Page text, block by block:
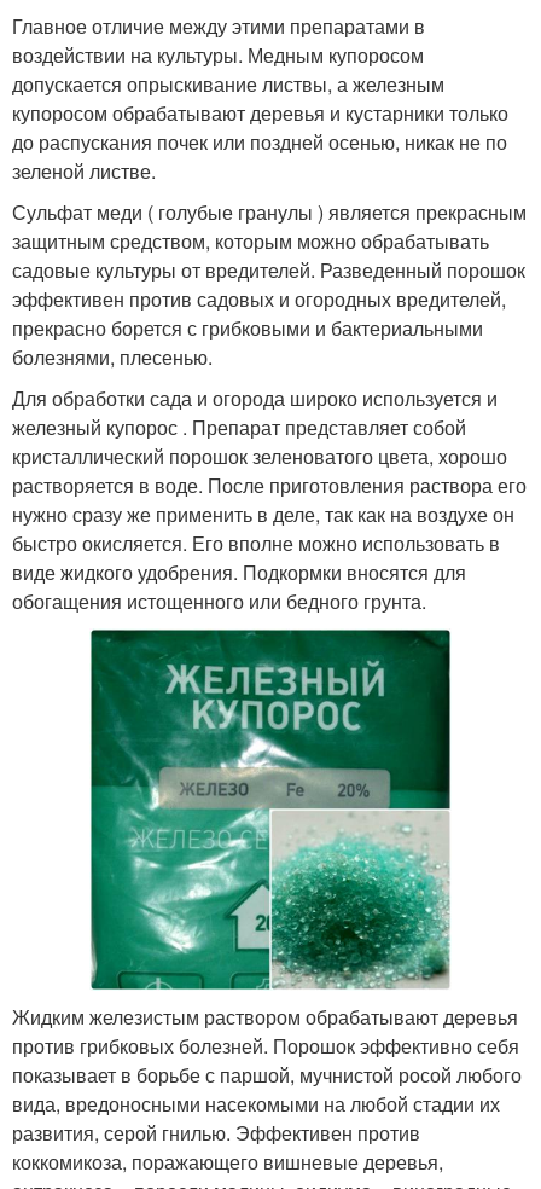
Главное отличие между этими препаратами в
воздействии на культуры. Медным купоросом
допускается опрыскивание листвы, а железным
купоросом обрабатывают деревья и кустарники только
до распускания почек или поздней осенью, никак не по
зеленой листве.
Сульфат меди ( голубые гранулы ) является прекрасным
защитным средством, которым можно обрабатывать
садовые культуры от вредителей. Разведенный порошок
эффективен против садовых и огородных вредителей,
прекрасно борется с грибковыми и бактериальными
болезнями, плесенью.
Для обработки сада и огорода широко используется и
железный купорос . Препарат представляет собой
кристаллический порошок зеленоватого цвета, хорошо
растворяется в воде. После приготовления раствора его
нужно сразу же применить в деле, так как на воздухе он
быстро окисляется. Его вполне можно использовать в
виде жидкого удобрения. Подкормки вносятся для
обогащения истощенного или бедного грунта.
Жидким железистым раствором обрабатывают деревья
против грибковых болезней. Порошок эффективно себя
показывает в борьбе с паршой, мучнистой росой любого
вида, вредоносными насекомыми на любой стадии их
развития, серой гнилью. Эффективен против
коккомикоза, поражающего вишневые деревья,